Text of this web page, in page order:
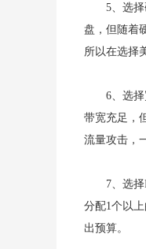
5、选
盘，但随着
所以在选择
6、选
带宽充足，
流量攻击，
7、选
分配1个以
出预算。